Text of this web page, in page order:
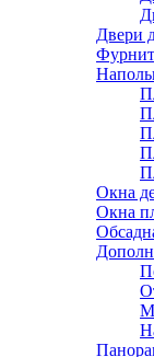
Двери
Окна
Окна